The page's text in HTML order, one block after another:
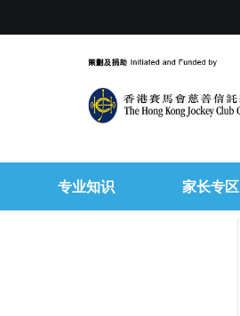
专业知识 家长专区